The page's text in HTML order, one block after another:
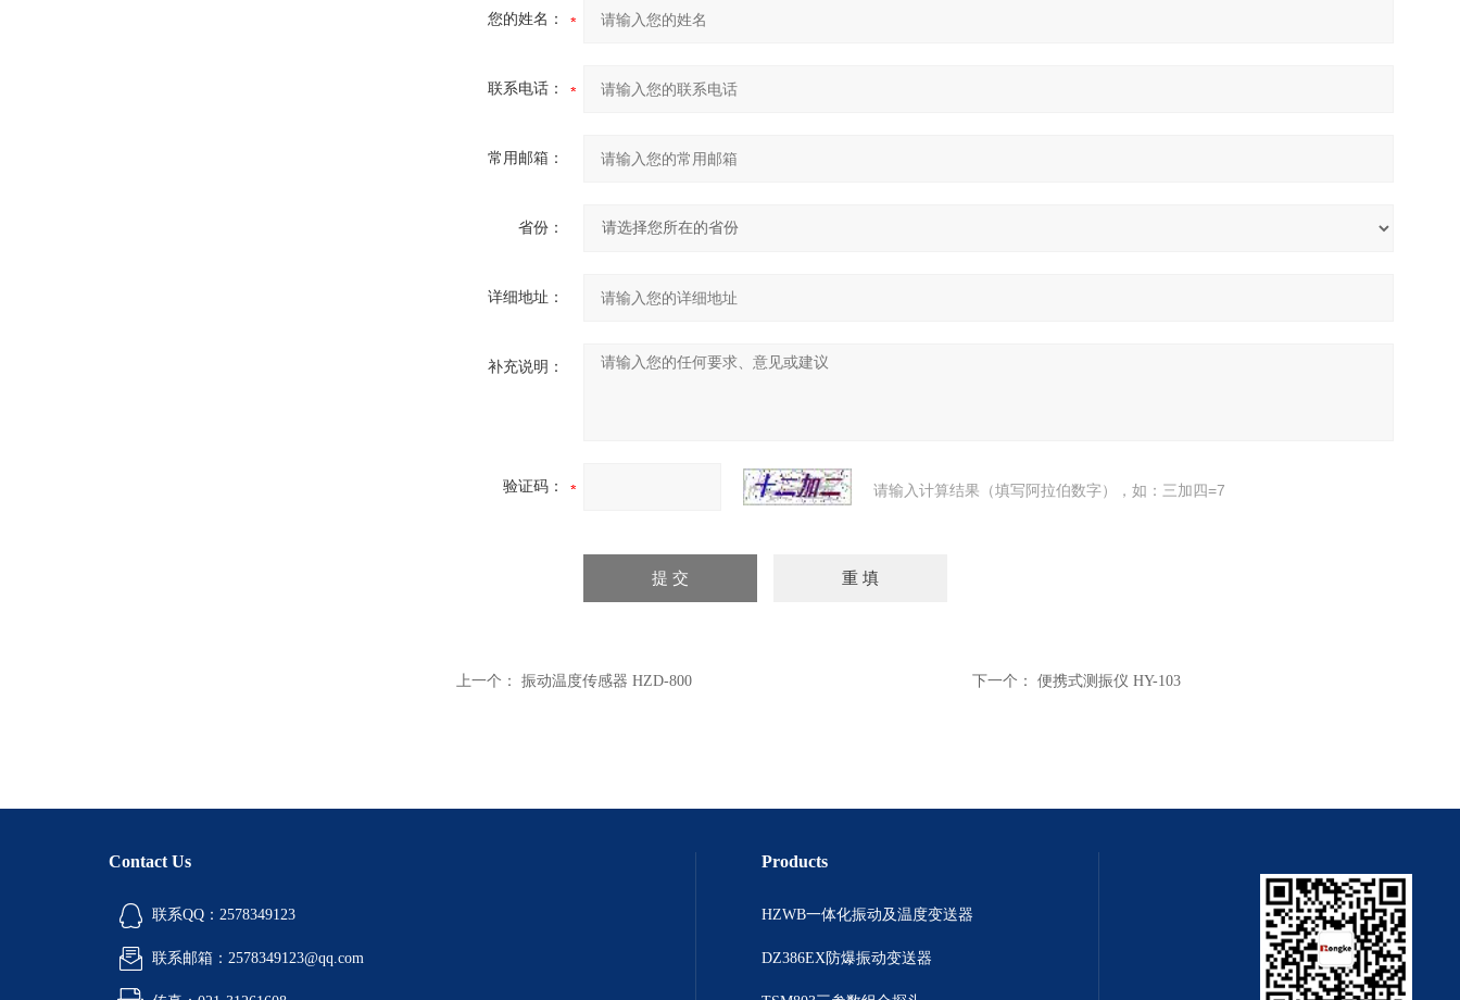
您的姓名：
联系电话：
常用邮箱：
省份：
详细地址：
补充说明：
验证码： 请输入计算结果（填写阿拉伯数字），如：三加四=7
上一个： 振动温度传感器 HZD-800 下一个： 便携式测振仪 HY-103
Contact Us
联系QQ：2578349123
联系邮箱：2578349123@qq.com
Products
HZWB一体化振动及温度变送器
DZ386EX防爆振动变送器